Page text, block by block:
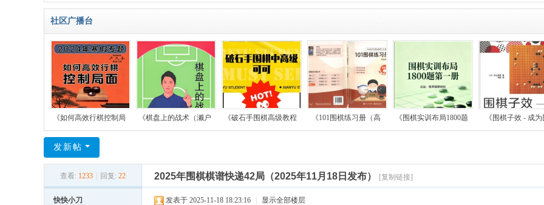
棋
社区广播台
《如何高效行棋控制局 《棋盘上的战术（濑户 《破石手围棋高级教程 《101围棋练习册（高 《围棋实训布局1800题 《围棋子效 - 成为
发新帖
查看: 1233 回复: 22 2025年围棋棋谱快递42局（2025年11月18日发布） [复制链接]
快快小刀 发表于 2025-11-18 18:23:16 显示全部楼层